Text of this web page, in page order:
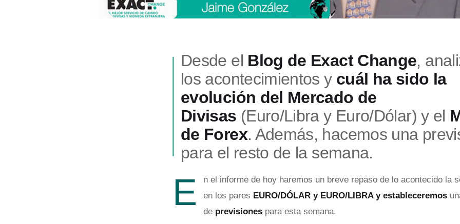
Desde el Blog de Exact Change,
los acontecimientos y cuál ha sido la
evolución del Mercado de
Divisas (Euro/Libra y Euro/Dólar) y el
de Forex. Además, hacemos una
para el resto de la semana.
E
n el informe de hoy haremos un breve repaso de lo acontecido la
en los pares EURO/DÓLAR y EURO/LIBRA y estableceremos
de previsiones para esta semana.